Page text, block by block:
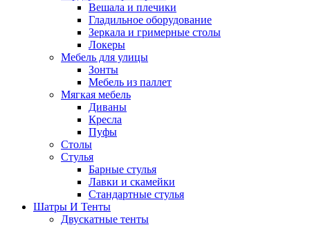
Вешала и плечики
Гладильное оборудование
Зеркала и гримерные столы
Локеры
Мебель для улицы
Зонты
Мебель из паллет
Мягкая мебель
Диваны
Кресла
Пуфы
Столы
Стулья
Барные стулья
Лавки и скамейки
Стандартные стулья
Шатры И Тенты
Двускатные тенты